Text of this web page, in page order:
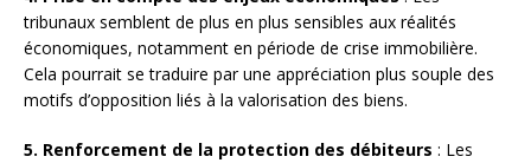
tribunaux semblent de plus en plus sensibles aux réalités
économiques, notamment en période de crise immobilière.
Cela pourrait se traduire par une appréciation plus souple des
motifs d’opposition liés à la valorisation des biens.
5. Renforcement de la protection des débiteurs : Les